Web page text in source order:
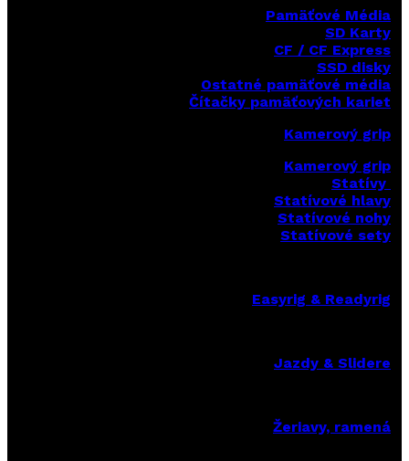
Pamäťové Média
SD Karty
CF / CF Express
SSD disky
Ostatné pamäťové média
Čítačky pamäťových kariet
Kamerový grip
Kamerový grip
Statívy
Statívové hlavy
Statívové nohy
Statívové sety
Easyrig & Readyrig
Jazdy & Slidere
Žeriavy, ramená